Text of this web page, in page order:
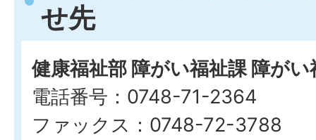
せ先
健康福祉部 障がい福祉課 障が
電話番号：0748-71-2364
ファックス：0748-72-3788